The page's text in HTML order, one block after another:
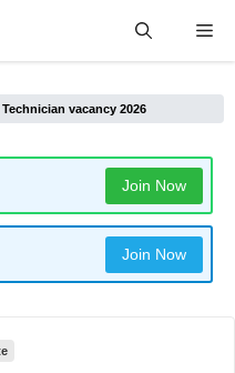
vacancy 2026
Join Now
Join Now